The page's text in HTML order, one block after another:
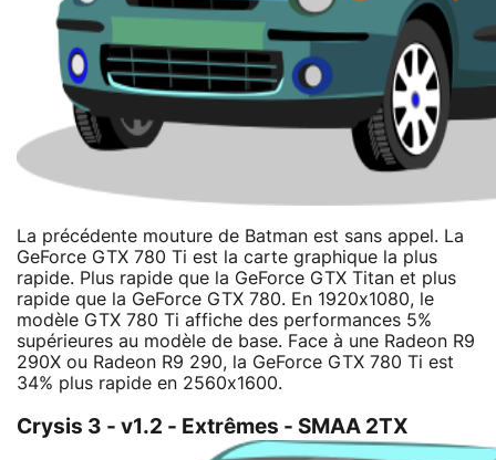
La précédente mouture de Batman est sans appel. La
GeForce GTX 780 Ti est la carte graphique la plus
rapide. Plus rapide que la GeForce GTX Titan et plus
rapide que la GeForce GTX 780. En 1920x1080, le
modèle GTX 780 Ti affiche des performances 5%
supérieures au modèle de base. Face à une Radeon R9
290X ou Radeon R9 290, la GeForce GTX 780 Ti est
34% plus rapide en 2560x1600.
Crysis 3 - v1.2 - Extrêmes - SMAA 2TX